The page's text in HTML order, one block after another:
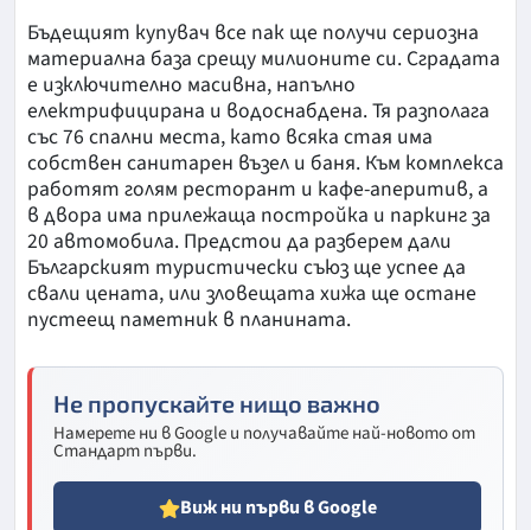
Бъдещият купувач все пак ще получи сериозна
материална база срещу милионите си. Сградата
е изключително масивна, напълно
електрифицирана и водоснабдена. Тя разполага
със 76 спални места, като всяка стая има
собствен санитарен възел и баня. Към комплекса
работят голям ресторант и кафе-аперитив, а
в двора има прилежаща постройка и паркинг за
20 автомобила. Предстои да разберем дали
Българският туристически съюз ще успее да
свали цената, или зловещата хижа ще остане
пустеещ паметник в планината.
Не пропускайте нищо важно
Намерете ни в Google и получавайте най-новото от
Стандарт първи.
Виж ни първи в Google